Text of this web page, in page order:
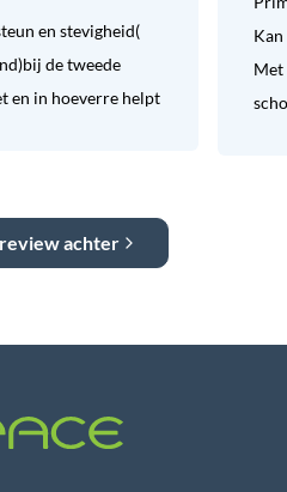
en stevigheid(
de tweede
en in hoeverre helpt
Met
achter